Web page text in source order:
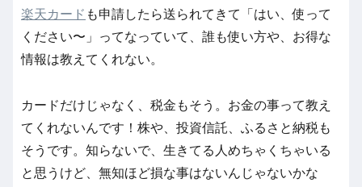
楽天カード も申請したら送られてきて「はい、使って
ください〜」ってなっていて、誰も使い方や、お得な
情報は教えてくれない。
カードだけじゃなく、税金もそう。お金の事って教え
てくれないんです！株や、投資信託、ふるさと納税も
そうです。知らないで、生きてる人めちゃくちゃいる
と思うけど、無知ほど損な事はないんじゃないかな